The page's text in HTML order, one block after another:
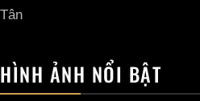
Tân
HÌNH ẢNH NỔI BẬT